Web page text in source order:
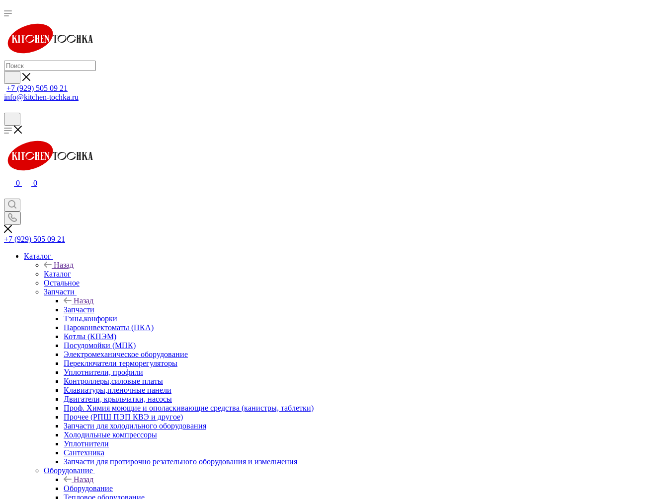
+7 (929) 505 09 21
info@kitchen-tochka.ru
0 0
+7 (929) 505 09 21
Каталог
Назад
Каталог
Остальное
Запчасти
Назад
Запчасти
Тэны,конфорки
Пароконвектоматы (ПКА)
Котлы (КПЭМ)
Посудомойки (МПК)
Электромеханическое оборудование
Переключатели терморегуляторы
Уплотнители, профили
Контроллеры,силовые платы
Клавиатуры,пленочные панели
Двигатели, крыльчатки, насосы
Проф. Химия моющие и ополаскивающие средства (канистры, таблетки)
Прочее (РПШ ПЭП КВЭ и другое)
Запчасти для холодильного оборудования
Холодильные компрессоры
Уплотнители
Сантехника
Запчасти для протирочно резательного оборудования и измельчения
Оборудование
Назад
Оборудование
Тепловое оборудование